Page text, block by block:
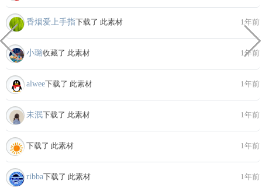
香烟爱上手指下载了 此素材 1年前
小璐收藏了 此素材 1年前
alwee下载了 此素材 1年前
未泯下载了 此素材 1年前
下载了 此素材 1年前
ribba下载了 此素材 1年前